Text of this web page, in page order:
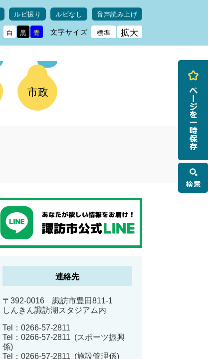
ルビ振り ルビなし 音声読み上げ
白 黒 青 文字サイズ 標準 拡大
市政
連絡先
〒392-0016 諏訪市豊田811-1
しんきん諏訪湖スタジアム内
Tel：0266-57-2811
Tel：0266-57-2811
スポーツ振興
係
Tel：0266-57-2811
施設管理係